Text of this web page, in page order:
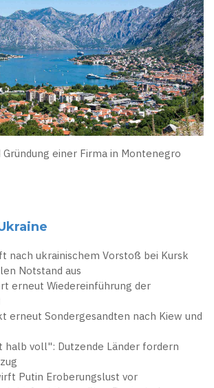
Gründung einer Firma in Montenegro
nach ukrainischem Vorstoß bei Kursk
Notstand aus
erneut Wiedereinführung der
erneut Sondergesandten nach Kiew und
halb voll": Dutzende Länder fordern
Putin Eroberungslust vor